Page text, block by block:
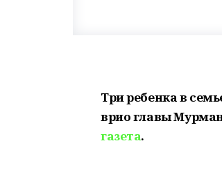
Три ребенка в
врио главы
газета.